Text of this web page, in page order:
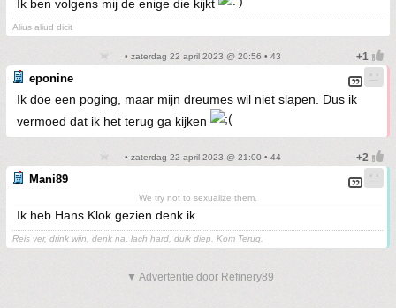
Ik ben volgens mij de enige die kijkt
Alius aliud dicit
• zaterdag 22 april 2023 @ 20:56 • 43
eponine
Ik doe een poging, maar mijn dreumes wil niet slapen. Dus ik
vermoed dat ik het terug ga kijken
• zaterdag 22 april 2023 @ 21:00 • 44
Mani89
We try not to sexualize them.
Ik heb Hans Klok gezien denk ik.
Reis ver, drink wijn, denk na, lach hard, duik diep. Kom Terug.
▼ Advertentie door Refinery89